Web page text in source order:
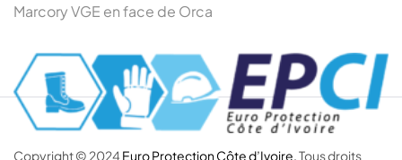
Marcory VGE en face de Orca
Copyright © 2024 Euro Protection Côte d’Ivoire.Tous droits